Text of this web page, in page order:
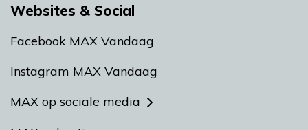
Websites & Social
Facebook MAX Vandaag
Instagram MAX Vandaag
MAX op sociale media